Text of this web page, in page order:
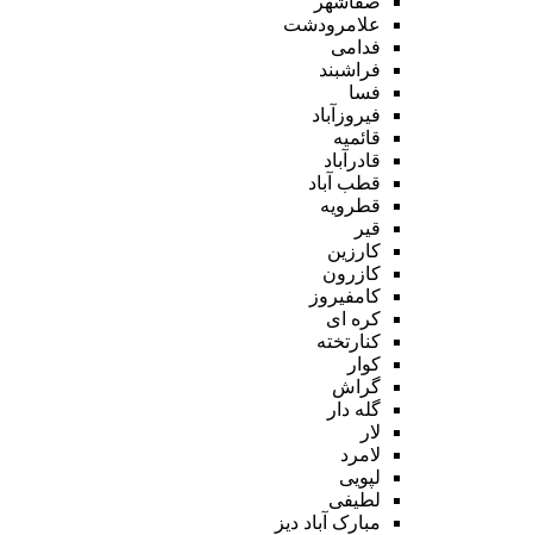
علامرودشت
فدامی
فراشبند
فسا
فیروزآباد
قائمیه
قادرآباد
قطب آباد
قطرویه
قیر
کارزین
کازرون
کامفیروز
کره ای
کنارتخته
کوار
گراش
گله دار
لار
لامرد
لپویی
لطیفی
مبارک آباد دیز